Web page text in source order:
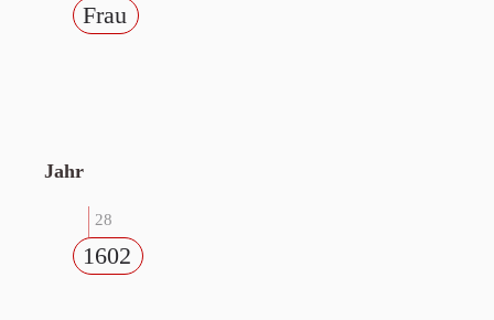
Frau
Jahr
28
1602